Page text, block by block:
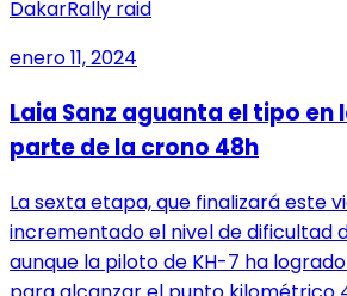
DakarRally raid
enero 11, 2024
Laia Sanz aguanta el tipo en
parte de la crono 48h
La sexta etapa, que finalizará este
incrementado el nivel de dificultad
aunque la piloto de KH-7 ha